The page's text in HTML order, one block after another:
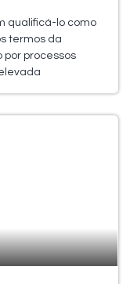
qualificá-lo como
termos da
por processos